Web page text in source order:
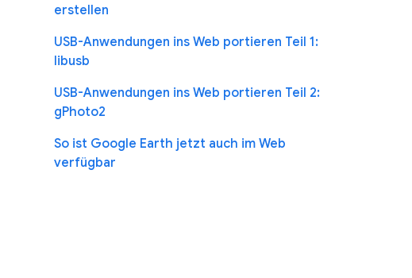
erstellen
USB-Anwendungen ins Web portieren Teil 1:
libusb
USB-Anwendungen ins Web portieren Teil 2:
gPhoto2
So ist Google Earth jetzt auch im Web
verfügbar